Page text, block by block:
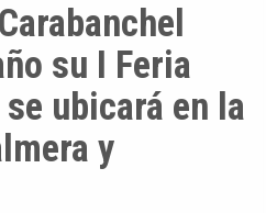
su I Feria
ubicará en la
y